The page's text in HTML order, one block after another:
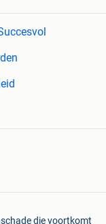
die voortkomt